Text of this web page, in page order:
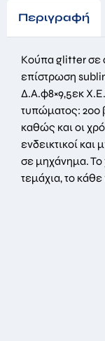
Περιγραφή
Κούπα glitter σε
επίστρωση
Δ.Α.φ8×9,5εκ
τυπώματος: 200
καθώς και οι
ενδεικτικοί
σε μηχάνημα. Το
τεμάχια, το κάθε